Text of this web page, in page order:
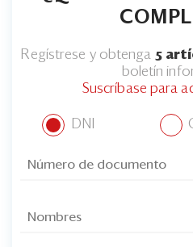
Regístrese y obtenga 5
boletín
Suscríbase para
DNI